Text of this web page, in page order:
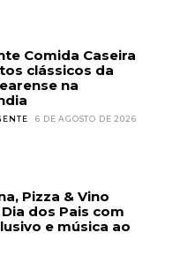
Comida Caseira
clássicos da
na
6 DE AGOSTO DE 2026
Pizza & Vino
dos Pais com
e música ao